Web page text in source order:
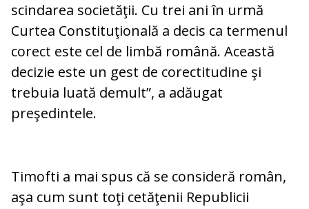
scindarea societăţii. Cu trei ani în urmă
Curtea Constituţională a decis ca termenul
corect este cel de limbă română. Această
decizie este un gest de corectitudine şi
trebuia luată demult”, a adăugat
preşedintele.
Timofti a mai spus că se consideră român,
aşa cum sunt toţi cetăţenii Republicii